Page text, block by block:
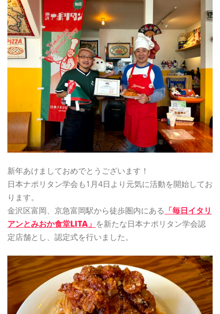
新年あけましておめでとうございます！
日本ナポリタン学会も1月4日より元気に活動を開始してお
ります。
金沢区富岡、京急富岡駅から徒歩圏内にある 「毎日イタリ
アンとみおか食堂LITA」 を新たな日本ナポリタン学会認
定店舗とし、認定式を行いました。